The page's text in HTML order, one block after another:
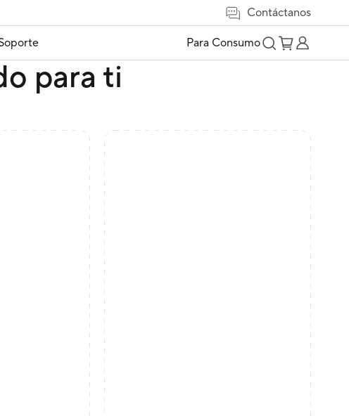
Contáctanos
Para Consumo
para ti